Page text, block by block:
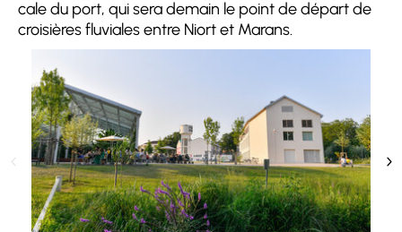
cale du port, qui sera demain le point de départ de
croisières fluviales entre Niort et Marans.